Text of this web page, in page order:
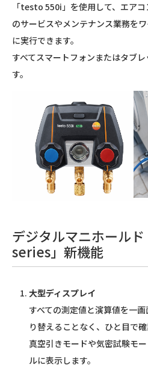
「testo 550i」を使用して、エア
のサービスやメンテナンス業務を
に実行できます。
すべてスマートフォンまたはタブ
す。
デジタルマニホール
series」新機能
大型ディスプレイ
すべての測定値と演算値を一
り替えることなく、ひと目で確
真空引きモードや気密試験モ
ルに表示します。